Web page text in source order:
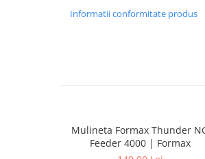
Informatii conformitate produs
Mulineta Formax Thunder
Feeder 4000 | Formax